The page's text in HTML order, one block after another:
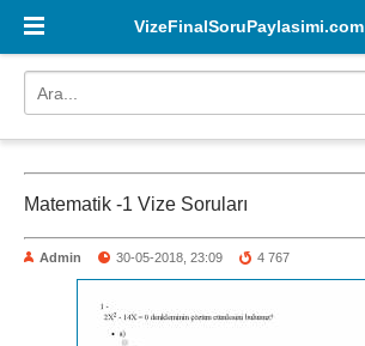
VizeFinalSoruPaylasimi.com
Matematik -1 Vize Soruları
Admin 30-05-2018, 23:09 4 767